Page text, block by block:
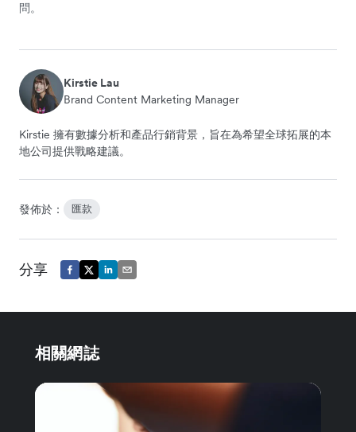
問。
Kirstie Lau
Brand Content Marketing Manager
Kirstie 擁有數據分析和產品行銷背景，旨在為希望全球拓展的本
地公司提供戰略建議。
發佈於： 匯款
分享
相關網誌